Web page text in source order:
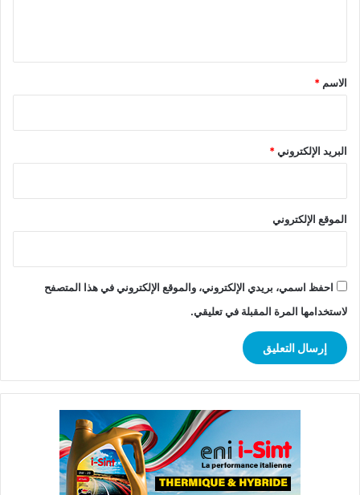
*
الاسم *
البريد الإلكتروني*
الموقع الإلكتروني
احفظ اسمي، بريدي الإلكتروني، والموقع الإلكتروني في هذا المتصفح
لاستخدامها المرة المقبلة في تعليقي.